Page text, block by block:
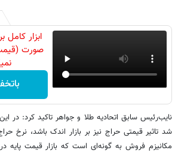
ابزار کامل
صورت (قیمت
نایب‌رئیس سابق اتحادیه طلا و جواهر تاکید کرد:
شد تاثیر قیمتی حراج نیز بر بازار اندک باشد، نرخ
مکانیزم فروش به گونه‌ای است که بازار قیمت پایه